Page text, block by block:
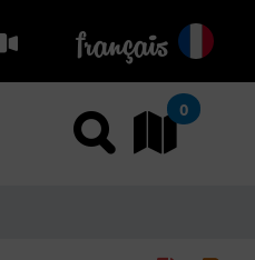
français
Utiliser
0